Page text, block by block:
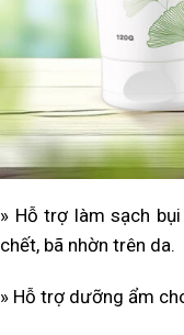
» Hỗ trợ làm sạch
chết, bã nhờn trên da.
» Hỗ trợ dưỡng ẩm